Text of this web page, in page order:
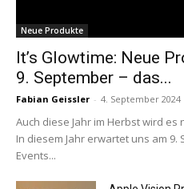
Neue Produkte
It’s Glowtime: Neue
9. September – das...
Fabian Geissler - 4. September 2024
Auch diese Jahr im Herbst wird
In diesem Jahr erwartet uns am 9.
Events...